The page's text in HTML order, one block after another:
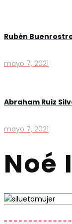
Rubén
mayo 7, 2021
Abraham Ruiz
mayo 7, 2021
Noé